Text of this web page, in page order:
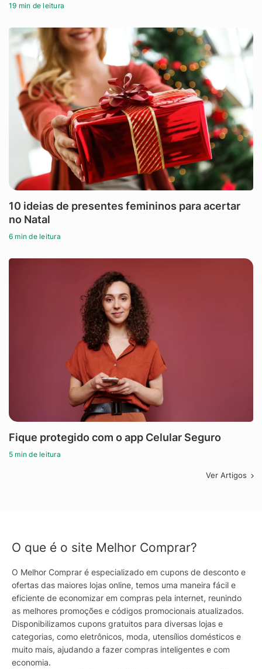
19 min de leitura
10 ideias de presentes femininos para acertar
no Natal
6 min de leitura
Fique protegido com o app Celular Seguro
5 min de leitura
Ver Artigos
O que é o site Melhor Comprar?
O Melhor Comprar é especializado em cupons de desconto e
ofertas das maiores lojas online, temos uma maneira fácil e
eficiente de economizar em compras pela internet, reunindo
as melhores promoções e códigos promocionais atualizados.
Disponibilizamos cupons gratuitos para diversas lojas e
categorias, como eletrônicos, moda, utensílios domésticos e
muito mais, ajudando a fazer compras inteligentes e com
economia.